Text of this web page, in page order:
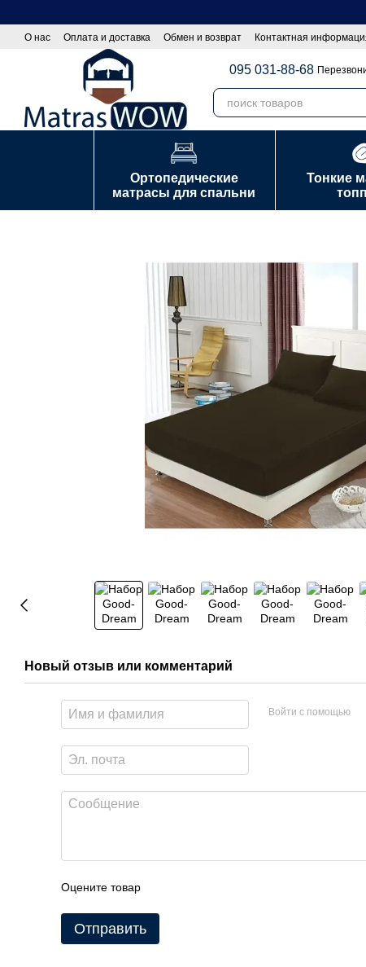
О нас Оплата и доставка Обмен и возврат Контактная
Оптовы покупателям|Сотрудничество
095 031-88-68
Ортопедические
матрасы для спальни
Тонкие
Новый отзыв или комментарий
Войти с помощью
Оцените товар
Отправить